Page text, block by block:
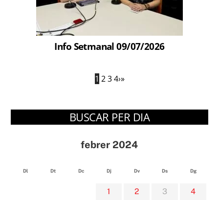
Info Setmanal 09/07/2026
1 2 3 4›»
BUSCAR PER DIA
febrer 2024
Dl Dt Dc Dj Dv Ds Dg
1 2 3 4